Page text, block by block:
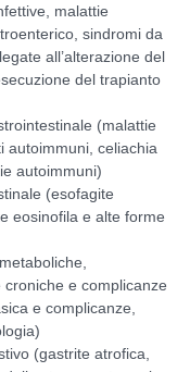
malattie
sindromi da
all’alterazione del
del trapianto
(malattie
autoimmuni, celiachia
autoimmuni)
(esofagite
eosinofila e alte forme
e complicanze
e complicanze,
(gastrite atrofica,